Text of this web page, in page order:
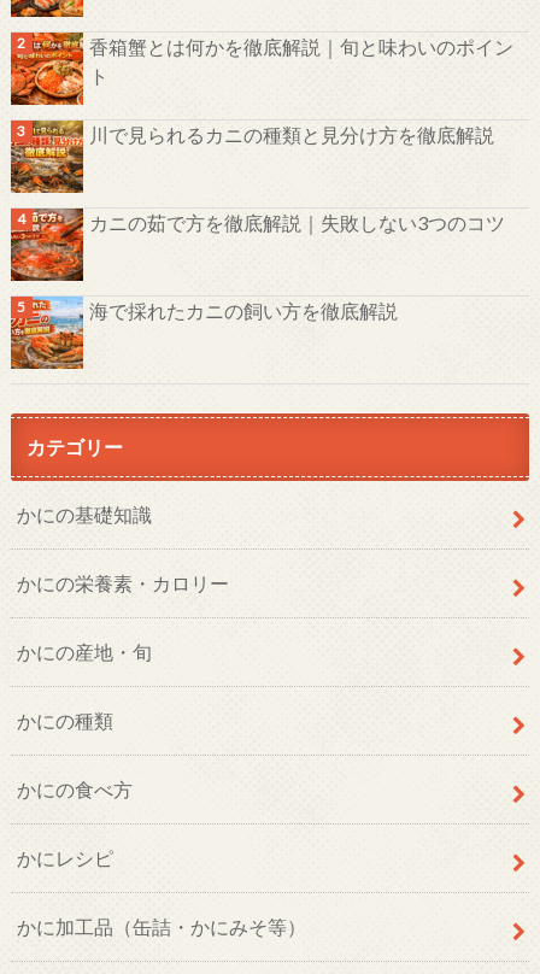
香箱蟹とは何かを徹底解説｜旬と味わいのポイン
ト
川で見られるカニの種類と見分け方を徹底解説
カニの茹で方を徹底解説｜失敗しない3つのコツ
海で採れたカニの飼い方を徹底解説
カテゴリー
かにの基礎知識
かにの栄養素・カロリー
かにの産地・旬
かにの種類
かにの食べ方
かにレシピ
かに加工品（缶詰・かにみそ等）